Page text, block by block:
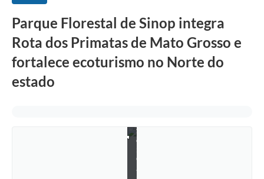
Parque Florestal de Sinop integra
Rota dos Primatas de Mato Grosso e
fortalece ecoturismo no Norte do
estado
t
o
C
a